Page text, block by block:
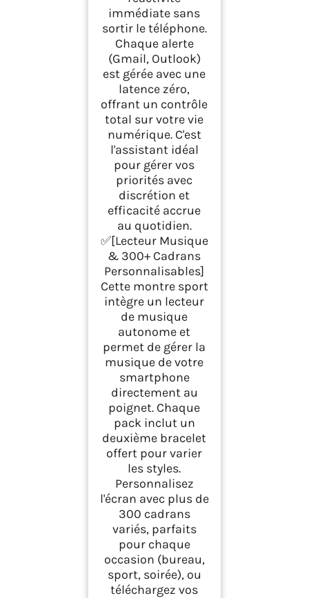
immédiate sans
sortir le téléphone.
Chaque alerte
(Gmail, Outlook)
est gérée avec une
latence zéro,
offrant un contrôle
total sur votre vie
numérique. C'est
l'assistant idéal
pour gérer vos
priorités avec
discrétion et
efficacité accrue
au quotidien.
✅[Lecteur Musique
& 300+ Cadrans
Personnalisables]
Cette montre sport
intègre un lecteur
de musique
autonome et
permet de gérer la
musique de votre
smartphone
directement au
poignet. Chaque
pack inclut un
deuxième bracelet
offert pour varier
les styles.
Personnalisez
l'écran avec plus de
300 cadrans
variés, parfaits
pour chaque
occasion (bureau,
sport, soirée), ou
téléchargez vos